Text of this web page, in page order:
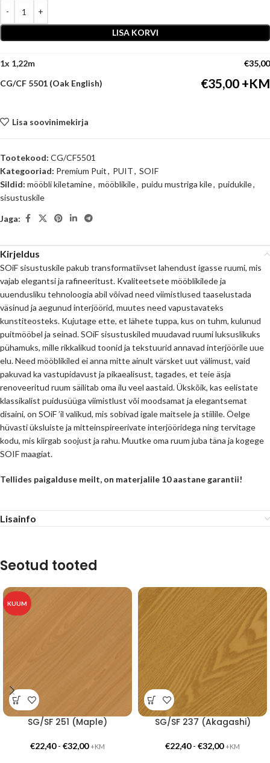
LISA KORVI
1x €35,00
CG/CF 5501 (Oak English)
€35,00
Lisa soovinimekirja
Tootekood: CG/CF5501
Kategooriad: Premium Puit, PUIT, SOIF
Sildid: mööbli kiletamine, mööblikile, puidu mustriga kile, puidukile,
sisustuskile
Jaga:
Kirjeldus
SOiF sisustuskile pakub transformatiivset lahendust igasse ruumi, mis
vajab elegantsi ja rafineeritust. Kvaliteetsete mööblikilede ja
uuendusliku tehnoloogia abil võivad need viimistlused taaselustada
väsinud ja aegunud interjöörid, muutes need vapustavateks
kunstiteosteks. Kujutage ette, et lähete tuppa, kus on tuhm, kulunud
puitmööbel ja seinad. SOiF sisustuskiled muudavad ruumi luksuslikuks
pühamuks, mille rikkalikud toonid ja tekstuurid annavad interjöörile uue
elu. Need mööblikiled ei anna mitte ainult värsket uut välimust, vaid
pakuvad ka vastupidavust ja pikaealisust, tagades, et teie äsja
renoveeritud ruum säilitab oma ilu veel aastaid. Ükskõik, kas eelistate
klassikalist puidusüüga viimistlust või moodsamat ja elegantsemat
disaini, on SOiF ’il valikud, mis sobivad igale maitsele ja stiilile. Öelge
hüvasti üksluiste ja mitteinspireerivate interjööridega ning tervitage
kodu, mis kiirgab soojust ja rahu. Muutke oma ruum juba täna ja kogege
SOIF maagiat.
Tellides paigalduse meilt, on materjalile 10 aastane garantii!
Lisainfo
Seotud tooted
KUUM
SG/SF 251 (Maple)
€22,40- €32,00 +KM
SG/SF 237 (Akagashi)
€22,40- €32,00 +KM